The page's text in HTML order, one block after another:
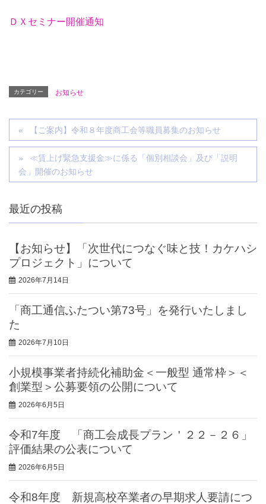
ＤＸセミナー開催通知
カテゴリー お知らせ
【ご案内】令和８年度商工会等職員募集のお知らせ
≪賃上げ緊急支援金≫に係る「個別相談会」及び「説明
会」開催のお知らせ
最近の投稿
【お知らせ】「次世代につなぐ味と技！カケハシ
プロジェクト」について
2026年7月14日
「商工通信ふたつい第73号」を発行いたしまし
た
2026年7月10日
小規模事業者持続化補助金＜一般型 通常枠＞＜
創業型＞公募要領の公開について
2026年6月5日
令和7年度 「商工会成長プラン＇２２－２６」
評価結果の公表について
2026年6月5日
令和8年度 新規高校卒業者の早期求人要請につ